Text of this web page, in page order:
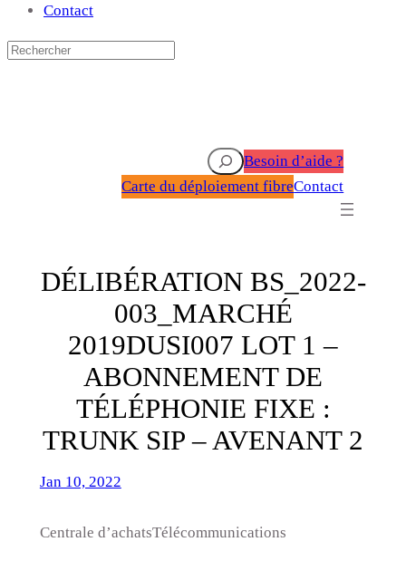
Contact
RechercherBesoin d’aide ?
Carte du déploiement fibreContact
DÉLIBÉRATION BS_2022-
003_MARCHÉ
2019DUSI007 LOT 1 –
ABONNEMENT DE
TÉLÉPHONIE FIXE :
TRUNK SIP – AVENANT 2
Jan 10, 2022
Centrale d’achatsTélécommunications